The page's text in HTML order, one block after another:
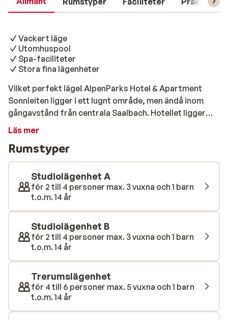
Vackert läge
Utomhuspool
Spa-faciliteter
Stora fina lägenheter
Vilket perfekt läge! AlpenParks Hotel & Apartment
Sonnleiten ligger i ett lugnt område, men ändå inom
gångavstånd från centrala Saalbach. Hotellet ligger
dessutom bara 50 meter från skidliftarna. Detta hotell
charmig bar och en gastronomisk restaurang, bland
andra bekvämligheter. Rummen är rymliga och snyggt
inredda. Efter en kall dag ute i snön kan du värma upp
dig igen i bastun, i infraröd kabin eller i den uppvärmda
poolen i spa-avdelningen. Om du är på humör för en
drink, är du välkommen att ta en drink i hotellbaren. Vad
sägs om ett glas vin, en uppfriskande öl eller en kopp
utsökt varm choklad?
Läs mer
Rumstyper
Studiolägenhet A
för 2 till 4 personer max. 3 vuxna och 1 barn
t.o.m. 14 år
Studiolägenhet B
för 2 till 4 personer max. 3 vuxna och 1 barn
t.o.m. 14 år
Trerumslägenhet
för 4 till 6 personer max. 5 vuxna och 1 barn
t.o.m. 14 år